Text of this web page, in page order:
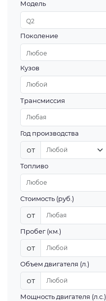
Модель
Q2
Поколение
Любое
Кузов
Трансмиссия
Год производства
от
Топливо
Стоимость (руб.)
от
Пробег (км.)
от
Объем двигателя (л.)
от
Мощность двигателя (л.с.)